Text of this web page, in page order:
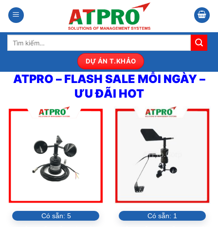
qua
nội
dung
Tìm
DỰ ÁN T.KHẢO
ATPRO – FLASH SALE MỖI NGÀY –
ƯU ĐÃI HOT
Có sẵn: 5 Có sẵn: 1